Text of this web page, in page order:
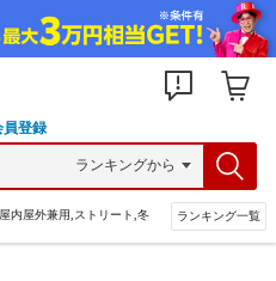
員登録
内屋外兼用,ストリート,冬 ランキング一覧